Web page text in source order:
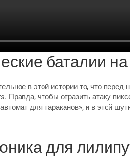
баталии
в этой истории то, что
. Правда, чтобы отразить атаку
для тараканов», и в этой
для